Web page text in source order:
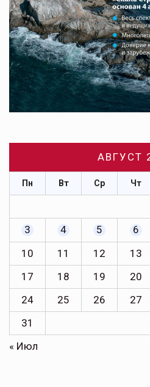
АВГУСТ
Пн Вт Ср Чт
3
4 5 6
10
11 12 13
17
18 19 20
24
25 26 27
31
« Июл